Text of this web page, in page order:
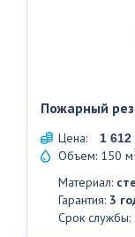
Пожарный
Цена: 1 612
Объем: 150 м
Материал:
Гарантия: 3
Срок службы: